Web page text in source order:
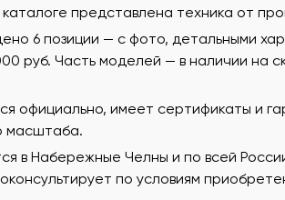
представлена техника от
6 позиции — с фото, детальными
руб. Часть моделей — в наличии на
официально, имеет сертификаты и
масштаба.
в Набережные Челны и по всей
по условиям